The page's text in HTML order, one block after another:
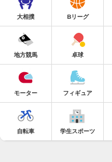
大相撲 Bリーグ
地方競馬 卓球
モーター フィギュア
自転車 学生スポーツ